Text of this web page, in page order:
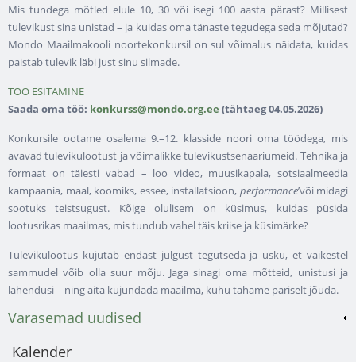
Mis tundega mõtled elule 10, 30 või isegi 100 aasta pärast? Millisest
tulevikust sina unistad – ja kuidas oma tänaste tegudega seda mõjutad?
Mondo Maailmakooli noortekonkursil on sul võimalus näidata, kuidas
paistab tulevik läbi just sinu silmade.
TÖÖ ESITAMINE
Saada oma töö: konkurss@mondo.org.ee (tähtaeg 04.05.2026)
Konkursile ootame osalema 9.–12. klasside noori oma töödega, mis
avavad tulevikulootust ja võimalikke tulevikustsenaariumeid. Tehnika ja
formaat on täiesti vabad – loo video, muusikapala, sotsiaalmeedia
kampaania, maal, koomiks, essee, installatsioon, performance’või midagi
sootuks teistsugust. Kõige olulisem on küsimus, kuidas püsida
lootusrikas maailmas, mis tundub vahel täis kriise ja küsimärke?
Tulevikulootus kujutab endast julgust tegutseda ja usku, et väikestel
sammudel võib olla suur mõju. Jaga sinagi oma mõtteid, unistusi ja
lahendusi – ning aita kujundada maailma, kuhu tahame päriselt jõuda.
Varasemad uudised
Kalender